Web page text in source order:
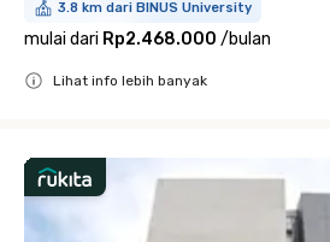
3.8 km dari BINUS University
mulai dari Rp2.468.000 /bulan
Lihat info lebih banyak